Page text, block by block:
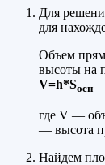
Для
для
Объем
высоты на
V=h*Sосн
где V —
— высота
Найдем